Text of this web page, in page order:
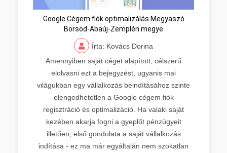
Google Cégem fiók optimalizálás Megyaszó
Borsod-Abaúj-Zemplén megye
Írta: Kovács Dorina
Amennyiben saját céget alapított, célszerű
elolvasni ezt a bejegyzést, ugyanis mai
világukban egy vállalkozás beindításához szinte
elengedhetetlen a Google cégem fiók
regisztráció és optimalizáció. Ha valaki saját
kezében akarja fogni a gyeplőt pénzügyeit
illetően, első gondolata a saját vállalkozás
indítása - ez ma már egyáltalán nem szokatlan